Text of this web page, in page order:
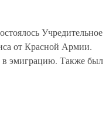
Учредительное
от Красной Армии.
в эмиграцию. Также был